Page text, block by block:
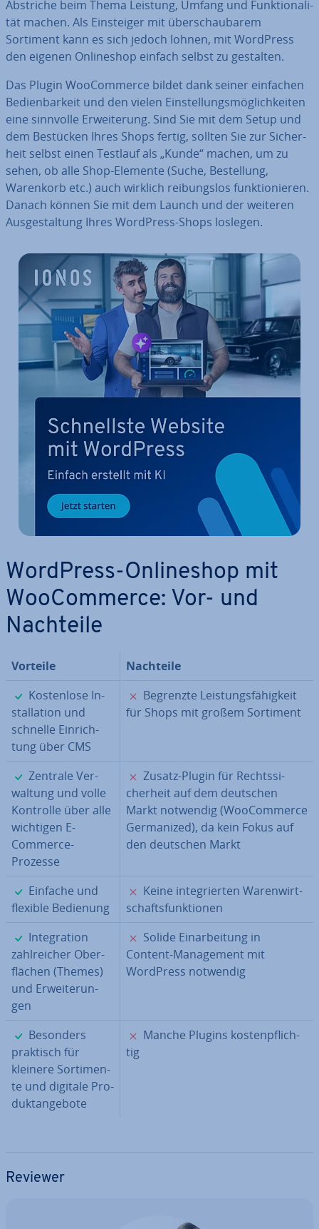
Abstriche beim Thema Leistung, Umfang und Funk­tio­na­li­
tät machen. Als Ein­stei­ger mit über­schau­ba­rem
Sortiment kann es sich jedoch lohnen, mit WordPress
den eigenen On­line­shop einfach selbst zu gestalten.
Das Plugin Woo­Com­mer­ce bildet dank seiner einfachen
Be­dien­bar­keit und den vielen Ein­stel­lungs­mög­lich­kei­ten
eine sinnvolle Er­wei­te­rung. Sind Sie mit dem Setup und
dem Bestücken Ihres Shops fertig, sollten Sie zur Si­cher­
heit selbst einen Testlauf als „Kunde“ machen, um zu
sehen, ob alle Shop-Elemente (Suche, Be­stel­lung,
Warenkorb etc.) auch wirklich rei­bungs­los funk­tio­nie­ren.
Danach können Sie mit dem Launch und der weiteren
Aus­ge­stal­tung Ihres WordPress-Shops loslegen.
WordPress-On­line­shop mit
Woo­Com­mer­ce: Vor- und
Nachteile
Vorteile
Nachteile
✓
Kos­ten­lo­se In­
stal­la­ti­on und
schnelle Ein­rich­
tung über CMS
✗
Begrenzte Leis­tungs­fä­hig­keit
für Shops mit großem Sortiment
✓
Zentrale Ver­
wal­tung und volle
Kontrolle über alle
wichtigen E-
Commerce-
Prozesse
✗
Zusatz-Plugin für Rechts­si­
cher­heit auf dem deutschen
Markt notwendig (Woo­Com­mer­ce
Ger­ma­ni­zed), da kein Fokus auf
den deutschen Markt
✓
Einfache und
flexible Bedienung
✗
Keine in­te­grier­ten Wa­ren­wirt­
schafts­funk­tio­nen
✓
In­te­gra­ti­on
zahl­rei­cher Ober­
flä­chen (Themes)
und Er­wei­te­run­
gen
✗
Solide Ein­ar­bei­tung in
Content-Ma­nage­ment mit
WordPress notwendig
✓
Besonders
praktisch für
kleinere Sor­ti­men­
te und digitale Pro­
dukt­an­ge­bo­te
✗
Manche Plugins kos­ten­pflich­
tig
Reviewer